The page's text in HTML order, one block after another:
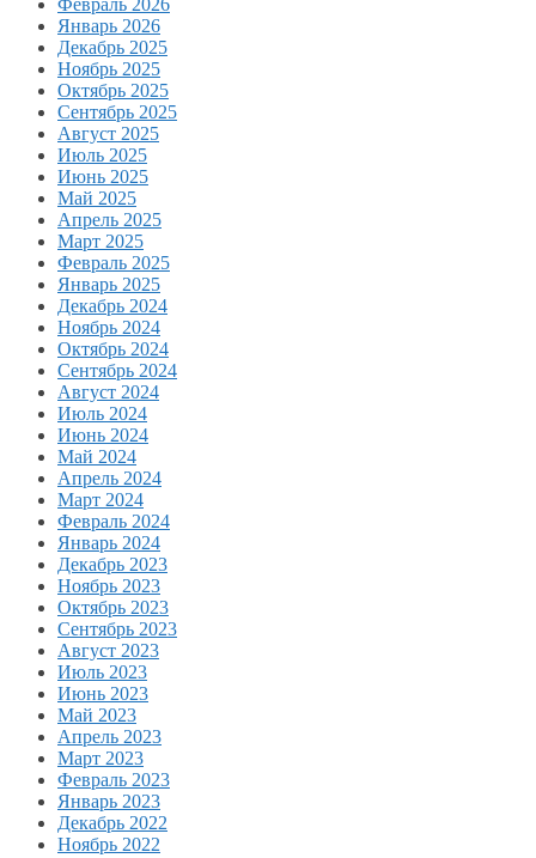
Февраль 2026
Январь 2026
Декабрь 2025
Ноябрь 2025
Октябрь 2025
Сентябрь 2025
Август 2025
Июль 2025
Июнь 2025
Май 2025
Апрель 2025
Март 2025
Февраль 2025
Январь 2025
Декабрь 2024
Ноябрь 2024
Октябрь 2024
Сентябрь 2024
Август 2024
Июль 2024
Июнь 2024
Май 2024
Апрель 2024
Март 2024
Февраль 2024
Январь 2024
Декабрь 2023
Ноябрь 2023
Октябрь 2023
Сентябрь 2023
Август 2023
Июль 2023
Июнь 2023
Май 2023
Апрель 2023
Март 2023
Февраль 2023
Январь 2023
Декабрь 2022
Ноябрь 2022